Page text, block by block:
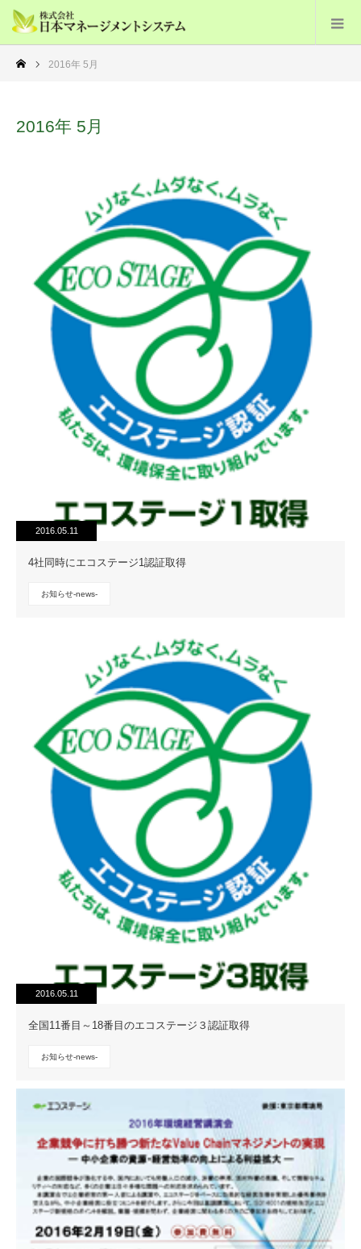
2016年 5月
2016年 5月
2016.05.11
4社同時にエコステージ1認証取得
お知らせ-news-
2016.05.11
全国11番目～18番目のエコステージ３認証取得
お知らせ-news-